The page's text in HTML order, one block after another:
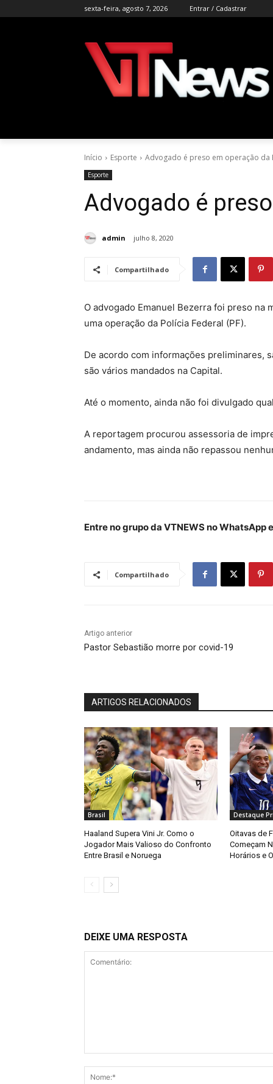
sexta-feira, agosto 7, 2026 Entrar / Cadastrar
Início Esporte Advogado é preso em operação da
Esporte
Advogado é
admin julho 8, 2020
Compartilhado
O advogado Emanuel Bezerra foi preso na
uma operação da Polícia Federal (PF).
De acordo com informações preliminares,
são vários mandados na Capital.
Até o momento, ainda não foi divulgado
A reportagem procurou assessoria de
andamento, mas ainda não repassou
Entre no grupo da VTNEWS no
Compartilhado
Artigo anterior
Pastor Sebastião morre por covid-19
ARTIGOS RELACIONADOS
Brasil
Haaland Supera Vini Jr. Como o
Jogador Mais Valioso do Confronto
Entre Brasil e Noruega
Destaque
Oitavas de
Começam
Horários e
DEIXE UMA RESPOSTA